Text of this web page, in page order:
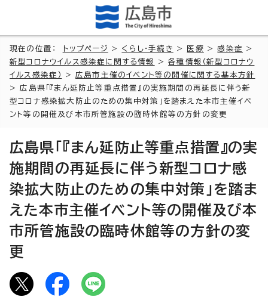
現在の位置： トップページ > くらし・手続き > 医療 >感染症
>
新型コロナウイルス感染症に関する情報
>各種情報（新型コロナウ
イルス感染症）
>広島市主催のイベント等の開催に関する基本方針
> 広島県「『まん延防止等重点措置』の実施期間の再延長に伴う新
型コロナ感染拡大防止のための集中対策」を踏まえた本市主催イベ
ント等の開催及び本市所管施設の臨時休館等の方針の変更
広島県「『まん延防止等重点措置』の実
施期間の再延長に伴う新型コロナ感
染拡大防止のための集中対策」を踏ま
えた本市主催イベント等の開催及び本
市所管施設の臨時休館等の方針の変
更